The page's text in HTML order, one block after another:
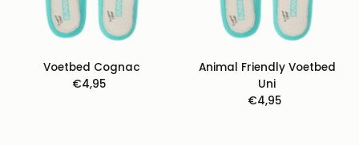
Prijs: laag naar hoog
Prijs: hoog naar laag
Datum: oud naar
nieuw
Datum: nieuw naar
Voetbed Cognac
Normale
€4,95
Animal Friendly Voetbed
Uni
Normale
€4,95